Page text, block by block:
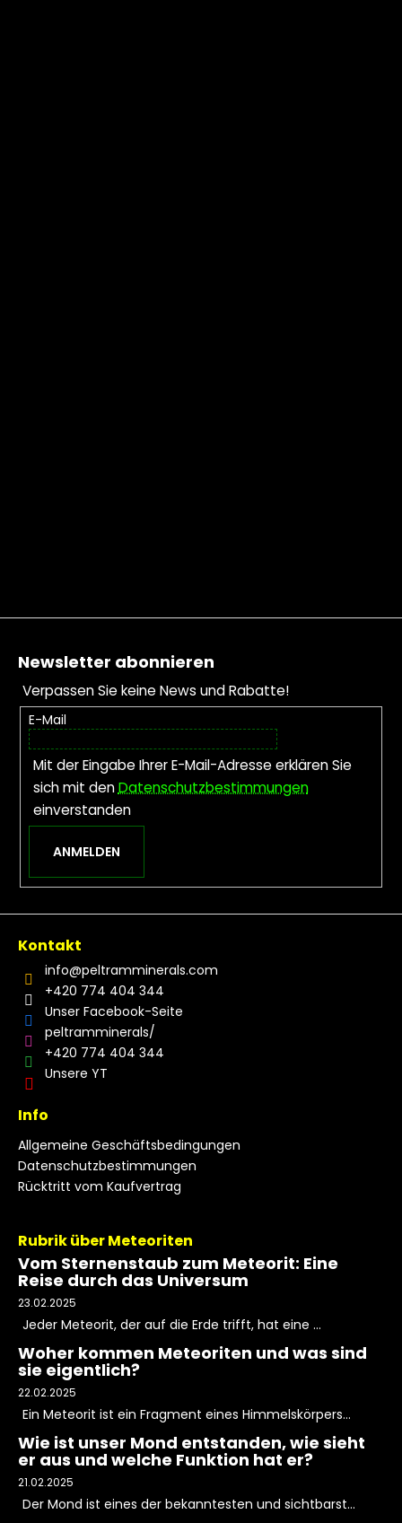
Fußzeile
Newsletter abonnieren
Verpassen Sie keine News und Rabatte!
E-Mail
Mit der Eingabe Ihrer E-Mail-Adresse erklären Sie
sich mit denDatenschutzbestimmungen
einverstanden
ANMELDEN
Kontakt
info@peltramminerals.com
+420 774 404 344
Unser Facebook-Seite
peltramminerals/
+420 774 404 344
Unsere YT
Info
Allgemeine Geschäftsbedingungen
Datenschutzbestimmungen
Rücktritt vom Kaufvertrag
Rubrik über Meteoriten
Vom Sternenstaub zum Meteorit: Eine
Reise durch das Universum
23.02.2025
Jeder Meteorit, der auf die Erde trifft, hat eine ...
Woher kommen Meteoriten und was sind
sie eigentlich?
22.02.2025
Ein Meteorit ist ein Fragment eines Himmelskörpers...
Wie ist unser Mond entstanden, wie sieht
er aus und welche Funktion hat er?
21.02.2025
Der Mond ist eines der bekanntesten und sichtbarst...